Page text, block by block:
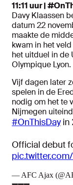
11:11 uur |
Davy Klaassen
datum 22
maakte de
kwam in het
het uitduel in de
Olympique Lyon.
Vijf dagen later
spelen in de
nodig om het te
Nijmegen
#OnThisDayin
Official debut
— AFC Ajax